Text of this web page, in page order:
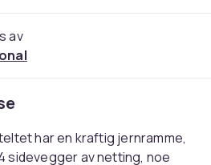
av
har en kraftig jernramme,
sidevegger av netting, noe